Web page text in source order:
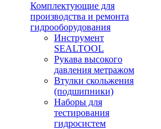
Комплектующие для
производства и ремонта
гидрооборудования
Инструмент
SEALTOOL
Рукава высокого
давления метражом
Втулки скольжения
(подшипники)
Наборы для
тестирования
гидросистем